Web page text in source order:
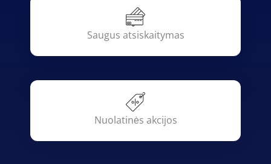
Saugus atsiskaitymas
Nuolatinės akcijos